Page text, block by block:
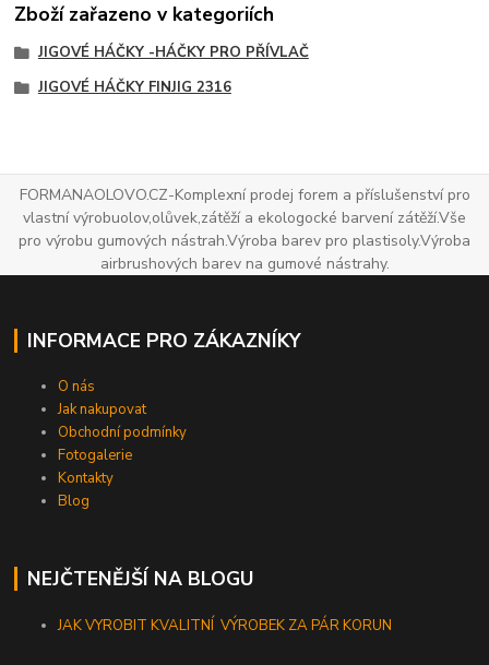
Zboží zařazeno v kategoriích
JIGOVÉ HÁČKY -HÁČKY PRO PŘÍVLAČ
JIGOVÉ HÁČKY FINJIG 2316
FORMANAOLOVO.CZ-Komplexní prodej forem a příslušenství pro
vlastní výrobuolov,olůvek,zátěží a ekologocké barvení zátěží.Vše
pro výrobu gumových nástrah.Výroba barev pro plastisoly.Výroba
airbrushových barev na gumové nástrahy.
INFORMACE PRO ZÁKAZNÍKY
O nás
Jak nakupovat
Obchodní podmínky
Fotogalerie
Kontakty
Blog
NEJČTENĚJŠÍ NA BLOGU
JAK VYROBIT KVALITNÍ VÝROBEK ZA PÁR KORUN